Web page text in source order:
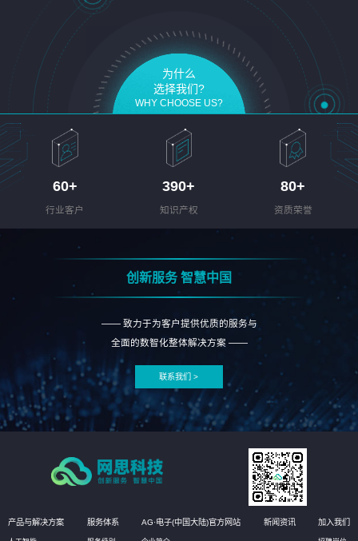
为什么
选择我们?
WHY CHOOSE US?
60+
行业客户
390+
知识产权
80+
资质荣誉
创新服务 智慧中国
—— 致力于为客户提供优质的服务与
全面的数智化整体解决方案 ——
联系我们 >
产品与解决方案 服务体系 AG·电子(中国大陆)官方网站 新闻资讯 加入我们